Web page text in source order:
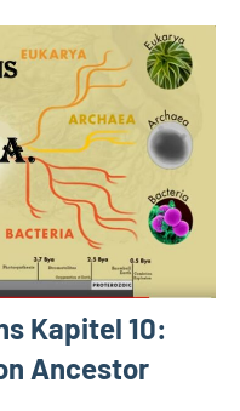
Kapitel 10:
Ancestor